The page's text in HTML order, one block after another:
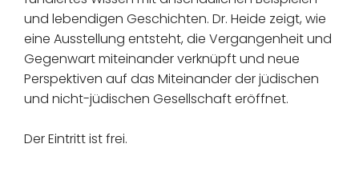
und lebendigen Geschichten. Dr. Heide zeigt, wie
eine Ausstellung entsteht, die Vergangenheit und
Gegenwart miteinander verknüpft und neue
Perspektiven auf das Miteinander der jüdischen
und nicht-jüdischen Gesellschaft eröffnet.
Der Eintritt ist frei.